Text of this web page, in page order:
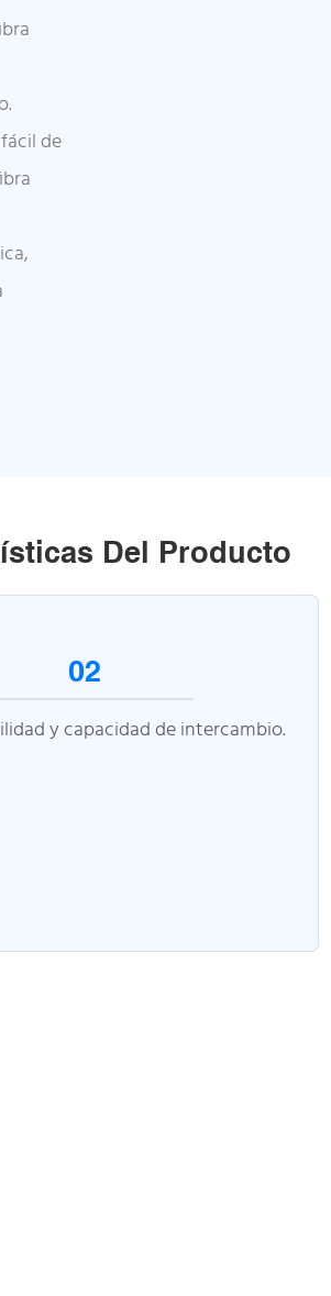
de
Del Producto
02
y capacidad de intercambio.